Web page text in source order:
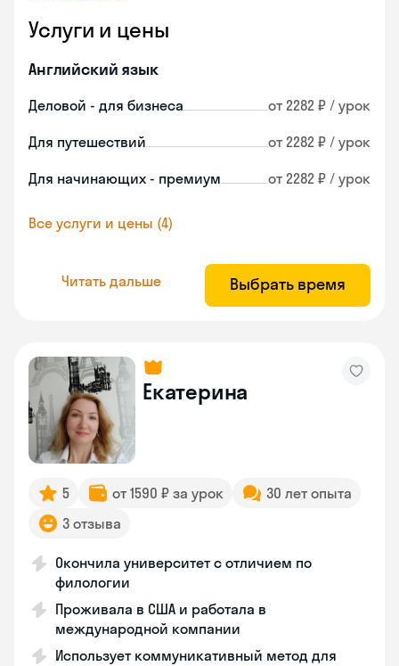
Услуги и цены
Английский язык
Деловой - для бизнеса от 2282 ₽ / урок
Для путешествий от 2282 ₽ / урок
Для начинающих - премиум от 2282 ₽ / урок
Все услуги и цены (4)
Читать дальше Выбрать время
Екатерина
5 от 1590 ₽ за урок
30 лет опыта
3 отзыва
Окончила университет с отличием по
филологии
Проживала в США и работала в
международной компании
Использует коммуникативный метод для